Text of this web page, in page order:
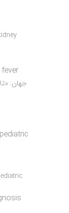
جهان: